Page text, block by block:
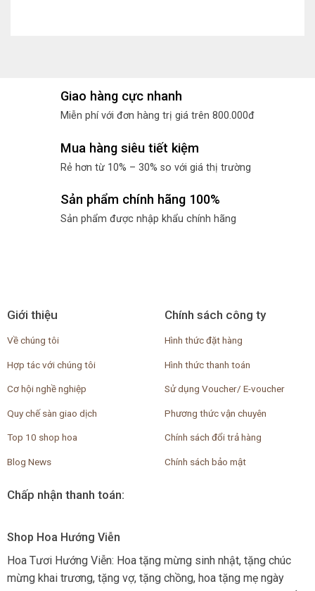
Giao hàng cực nhanh
Miễn phí với đơn hàng trị giá trên 800.000đ
Mua hàng siêu tiết kiệm
Rẻ hơn từ 10% – 30% so với giá thị trường
Sản phẩm chính hãng 100%
Sản phẩm được nhập khẩu chính hãng
Giới thiệu
Về chúng tôi
Hợp tác với chúng tôi
Cơ hội nghề nghiệp
Quy chế sàn giao dịch
Top 10 shop hoa
Blog News
Chính sách công ty
Hình thức đặt hàng
Hình thức thanh toán
Sử dụng Voucher/ E-voucher
Phương thức vận chuyên
Chính sách đổi trả hàng
Chính sách bảo mật
Chấp nhận thanh toán:
Shop Hoa Hướng Viễn
Hoa Tươi Hướng Viễn: Hoa tặng mừng sinh nhật, tặng chúc
mừng khai trương, tặng vợ, tặng chồng, hoa tặng mẹ ngày